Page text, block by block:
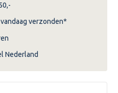
verzonden*
Nederland